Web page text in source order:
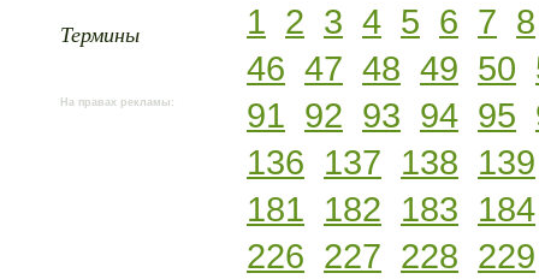
Термины
На правах рекламы:
1 2 3 4 5 6 7 8
46 47 48 49 50
91 92 93 94 95
136 137 138 139
181 182 183 184
226 227 228 229